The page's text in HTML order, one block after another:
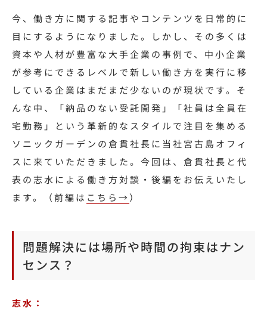
今、働き方に関する記事やコンテンツを日常的に
目にするようになりました。しかし、その多くは
資本や人材が豊富な大手企業の事例で、中小企業
が参考にできるレベルで新しい働き方を実行に移
している企業はまだまだ少ないのが現状です。そ
んな中、「納品のない受託開発」「社員は全員在
宅勤務」という革新的なスタイルで注目を集める
ソニックガーデンの倉貫社長に当社宮古島オフィ
スに来ていただきました。今回は、 倉貫社長と 代
表の志水による働き方対談・後編をお伝えいたし
ます。（前編は こちら→）
問題解決には場所や時間の拘束はナン
センス？
志水：